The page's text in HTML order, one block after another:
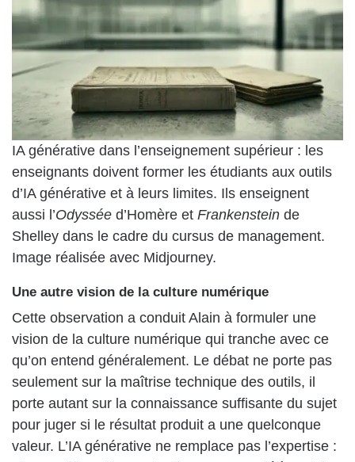
IA générative dans l’enseignement supérieur : les
enseignants doivent former les étudiants aux outils
d’IA générative et à leurs limites. Ils enseignent
aussi l’Odyssée d’Homère et Frankenstein de
Shelley dans le cadre du cursus de management.
Image réalisée avec Midjourney.
Une autre vision de la culture numérique
Cette observation a conduit Alain à formuler une
vision de la culture numérique qui tranche avec ce
qu’on entend généralement. Le débat ne porte pas
seulement sur la maîtrise technique des outils, il
porte autant sur la connaissance suffisante du sujet
pour juger si le résultat produit a une quelconque
valeur. L’IA générative ne remplace pas l’expertise :